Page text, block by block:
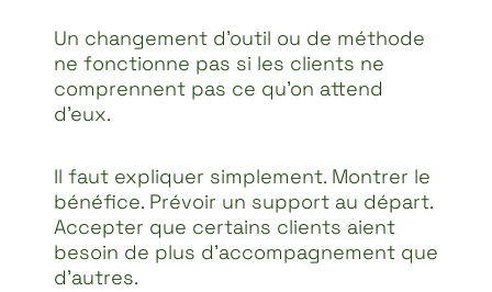
Un changement d’outil ou de méthode
ne fonctionne pas si les clients ne
comprennent pas ce qu’on attend
d’eux.
Il faut expliquer simplement. Montrer le
bénéfice. Prévoir un support au départ.
Accepter que certains clients aient
besoin de plus d’accompagnement que
d’autres.